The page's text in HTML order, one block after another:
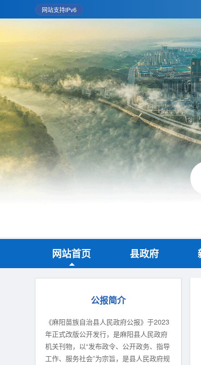
网站支持IPv6
网站首页 县政府
公报简介
《麻阳苗族自治县人民政府公报》于2023
年正式改版公开发行，是麻阳县人民政府
机关刊物，以“发布政令、公开政务、指导
工作、服务社会”为宗旨，是县人民政府规